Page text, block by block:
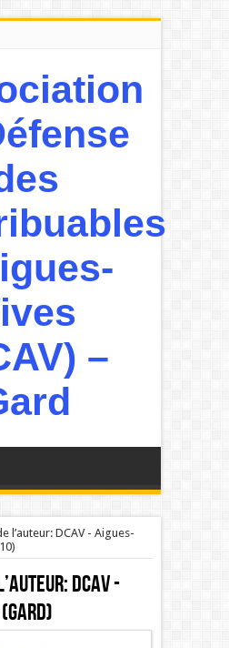
l’auteur: DCAV - Aigues-
DCAV -